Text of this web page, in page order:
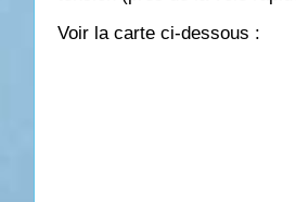
Voir la carte ci-dessous :